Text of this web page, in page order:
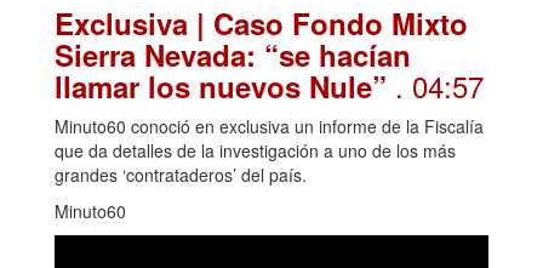
Exclusiva | Caso Fondo Mixto
Sierra Nevada: “se hacían
llamar los nuevos Nule” . 04:57
Minuto60 conoció en exclusiva un informe de la Fiscalía
que da detalles de la investigación a uno de los más
grandes ‘contrataderos’ del país.
Minuto60